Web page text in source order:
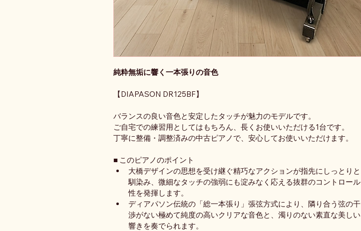
純粋無垢に響く一本張りの音色
【DIAPASON DR125BF】
バランスの良い音色と安定したタッチが魅力のモデルです。
ご自宅での練習用としてはもちろん、長くお使いいただける1台です。
丁寧に整備・調整済みの中古ピアノで、安心してお使いいただけます。
■ このピアノのポイント
大橋デザインの思想を受け継ぐ精巧なアクションが指先にしっとりと
馴染み、微細なタッチの強弱にも淀みなく応える抜群のコントロール
性を発揮します。
ディアパソン伝統の「総一本張り」張弦方式により、隣り合う弦の干
渉がない極めて純度の高いクリアな音色と、濁りのない素直な美しい
響きを奏でられます。